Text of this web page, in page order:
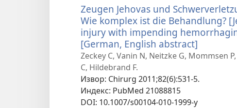
Zeugen Jehovas und
Wie komplex ist die Behandlung?
injury with impending
[German, English abstract]
нови
Zeckey C, Vanin N, Neitzke G, Mommsen
C, Hildebrand F.
Извор‎: Chirurg 2011;82(6):531-5.
Индекс‎: PubMed 21088815
DOI‎: 10.1007/s00104-010-1999-y